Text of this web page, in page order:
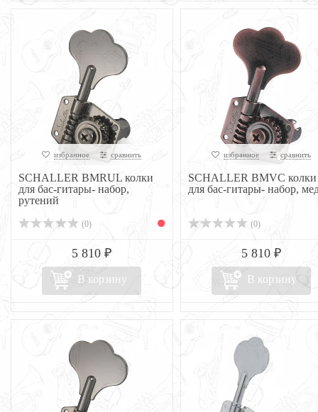
избранное сравнить
SCHALLER BMRUL колки
для бас-гитары- набор,
рутений
(0)
5 810 ₽
В корзину
избранное сравнить
SCHALLER BMVC колки
для бас-гитары- набор,
(0)
5 810 ₽
В корзину